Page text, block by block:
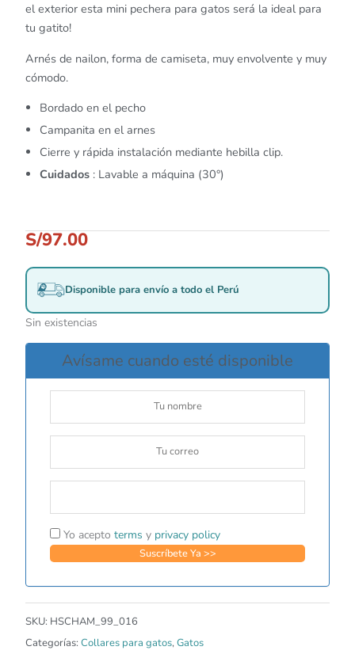
el exterior esta mini pechera para gatos será la ideal para
tu gatito!
Arnés de nailon, forma de camiseta, muy envolvente y muy
cómodo.
Bordado en el pecho
Campanita en el arnes
Cierre y rápida instalación mediante hebilla clip.
Cuidados : Lavable a máquina (30°)
S/97.00
Disponible para envío a todo el Perú
Sin existencias
Avísame cuando esté disponible
Yo acepto terms y privacy policy
SKU: HSCHAM_99_016
Categorías: Collares para gatos,Gatos